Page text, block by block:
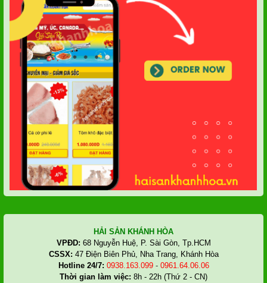
HẢI SẢN KHÁNH HÒA
VPĐD: 68 Nguyễn Huệ, P. Sài Gòn, Tp.HCM
CSSX: 47 Điện Biên Phủ, Nha Trang, Khánh Hòa
Hotline 24/7: 0938.163.099- 0961.64.06.06
Thời gian làm việc: 8h - 22h (Thứ 2 - CN)